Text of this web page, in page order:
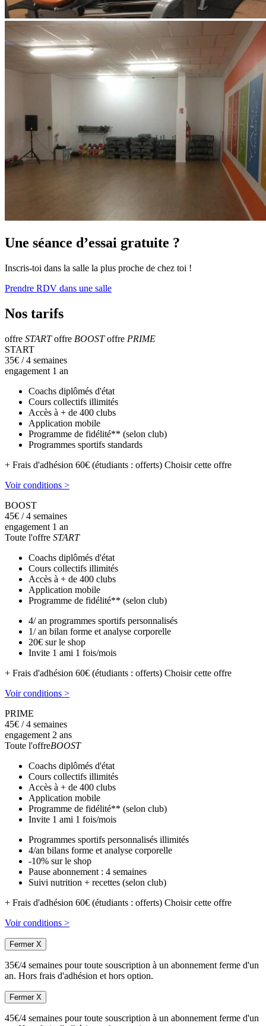
Une séance d’essai gratuite ?
Inscris-toi dans la salle la plus proche de chez toi !
Prendre RDV dans une salle
Nos tarifs
offre START offre BOOST offre PRIME
START
35€ / 4 semaines
engagement 1 an
Coachs diplômés d'état
Cours collectifs illimités
Accès à + de 400 clubs
Application mobile
Programme de fidélité** (selon club)
Programmes sportifs standards
+ Frais d'adhésion 60€ (étudiants : offerts) Choisir cette offre
Voir conditions >
BOOST
45€ / 4 semaines
engagement 1 an
Toute l'offre START
Coachs diplômés d'état
Cours collectifs illimités
Accès à + de 400 clubs
Application mobile
Programme de fidélité** (selon club)
4/ an programmes sportifs personnalisés
1/ an bilan forme et analyse corporelle
20€ sur le shop
Invite 1 ami 1 fois/mois
+ Frais d'adhésion 60€ (étudiants : offerts) Choisir cette offre
Voir conditions >
PRIME
45€ / 4 semaines
engagement 2 ans
Toute l'offreBOOST
Coachs diplômés d'état
Cours collectifs illimités
Accès à + de 400 clubs
Application mobile
Programme de fidélité** (selon club)
Invite 1 ami 1 fois/mois
Programmes sportifs personnalisés illimités
4/an bilans forme et analyse corporelle
-10% sur le shop
Pause abonnement : 4 semaines
Suivi nutrition + recettes (selon club)
+ Frais d'adhésion 60€ (étudiants : offerts) Choisir cette offre
Voir conditions >
Fermer X
35€/4 semaines pour toute souscription à un abonnement ferme d'un
an. Hors frais d'adhésion et hors option.
Fermer X
45€/4 semaines pour toute souscription à un abonnement ferme d'un